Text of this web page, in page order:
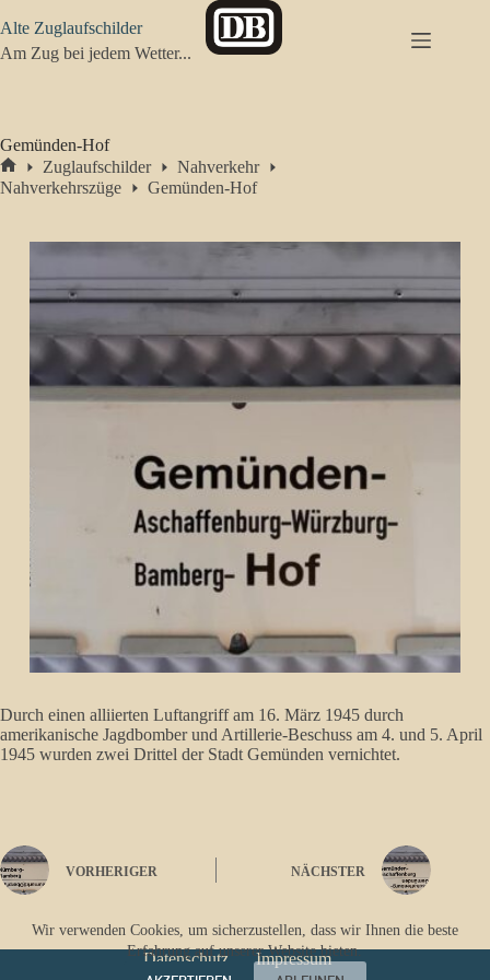
Inhalt
springen
Wir verwenden Cookies, um sicherzustellen, dass wir Ihnen die beste
Erfahrung auf unserer Website bieten.
Alte Zuglaufschilder
Am Zug bei jedem Wetter...
Gemünden-Hof
Start
Zuglaufschilder
Nahverkehr
Nahverkehrszüge
Gemünden-Hof
Durch einen alliierten Luftangriff am 16. März 1945 durch
amerikanische Jagdbomber und Artillerie-Beschuss am 4. und 5. April
1945 wurden zwei Drittel der Stadt Gemünden vernichtet.
VORHERIGER NÄCHSTER
Datenschutz Impressum